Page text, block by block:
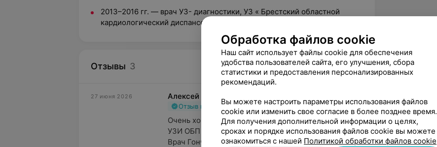
2013–2016 гг. — врач УЗ- диагностики, УЗ « Брестский областной
кардиологический диспансер».
Отзывы 3 5.0 ЛОДЭ, ул. Пионерская, 50
27 июня 2026 Алексей
Отзыв подтвержден Рекомендую
Очень хороший и внимательный врач.
УЗИ ОБП и БЦА
Врач Гончарук Елена Григорьевна
Обработка файлов cookie
Наш сайт использует файлы cookie для обеспечения
удобства пользователей сайта, его улучшения, сбора
статистики и предоставления персонализированных
рекомендаций.
Вы можете настроить параметры использования файлов
cookie или изменить свое согласие в более позднее время.
Для получения дополнительной информации о целях,
сроках и порядке использования файлов cookie вы можете
ознакомиться с нашей Политикой обработки файлов cookie